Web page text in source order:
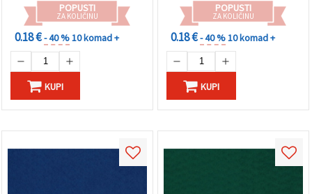
POPUSTI
ZA KOLIČINU
0.18 €- 40 %10 komad +
KUPI
POPUSTI
ZA KOLIČINU
0.18 €- 40 %10 komad +
KUPI